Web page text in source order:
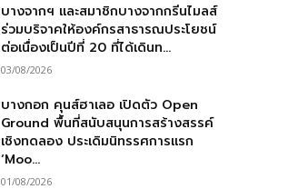
บางจากฯ และสมาชิกบางจากกรีนไมลส์
ร่วมบริจาคให้องค์กรสาธารณประโยชน์
ต่อเนื่องเป็นปีที่ 20 ที่ได้เดินท...
03/08/2026
บางกอก คุนส์ฮาเลอ เปิดตัว Open
Ground พื้นที่สนับสนุนการสร้างสรรค์
เชิงทดลอง ประเดิมนิทรรศการแรก
‘Moo...
01/08/2026